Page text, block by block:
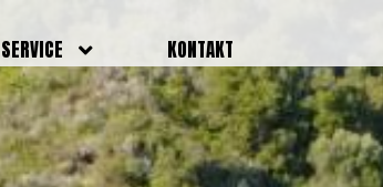
SERVICE
LEISTUNGEN
TEAM
VIDEOS
NEWSLETTER
KONTAKT